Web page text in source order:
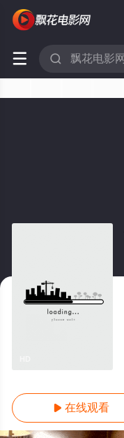
 
 在线观看